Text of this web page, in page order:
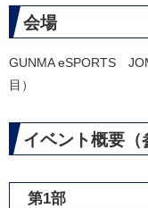
会場
GUNMA eSPORTS
目）
イベント概要（
第1部